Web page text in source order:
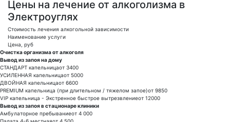
Цены на лечение от алкоголизма в
Электроуглях
Стоимость лечения алкогольной зависимости
Наименование услуги
Цена, руб
Очистка организма от алкоголя
Вывод из запоя на дому
СТАНДАРТ капельницаот 3400
УСИЛЕННАЯ капельницаот 5000
ДВОЙНАЯ капельницаот 6600
PREMIUM капельница (при длительном / тяжелом запое)от 9850
VIP капельница - Экстренное быстрое вытрезвлениеот 12000
Вывод из запоя в стационаре клиники
Амбулаторное пребываниеот 4 000